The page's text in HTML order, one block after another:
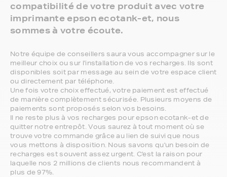
compatibilité de votre produit avec votre
imprimante epson ecotank-et, nous
sommes à votre écoute.
Notre équipe de conseillers saura vous accompagner sur le
meilleur choix ou sur l'installation de vos recharges. Ils sont
disponibles soit par message au sein de votre espace client
ou directement par téléphone.
Une fois votre choix effectué, votre paiement est effectué
de manière complètement sécurisée. Plusieurs moyens de
paiements sont proposés selon vos besoins.
Il ne reste plus à vos recharges pour epson ecotank-et de
quitter notre entrepôt. Vous saurez à tout moment où se
trouve votre commande grâce au lien de suivi que nous
vous mettons à disposition. Nous savons qu'un besoin de
recharges est souvent assez urgent. C'est la raison pour
laquelle nos 2 millions de clients nous recommandent à
plus de 97%.